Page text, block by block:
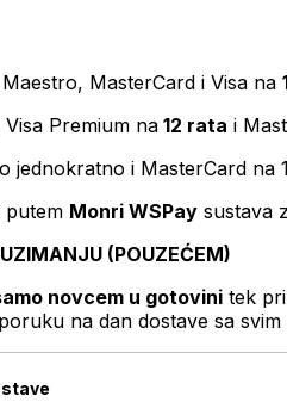
MasterCard i Visa na
Premium na 12 rata i
jednokratno i MasterCard na
putem Monri WSPay sustava
(POUZEĆEM)
novcem u gotovini tek
na dan dostave sa svim